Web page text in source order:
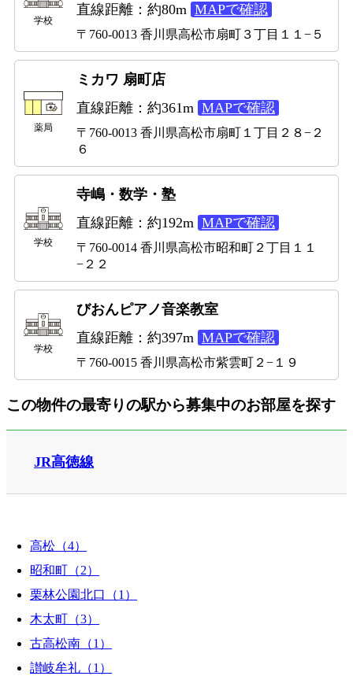
学校
直線距離：約80m MAPで確認
〒760-0013 香川県高松市扇町３丁目１１−５
薬局
ミカワ 扇町店
直線距離：約361m MAPで確認
〒760-0013 香川県高松市扇町１丁目２８−２
６
学校
寺嶋・数学・塾
直線距離：約192m MAPで確認
〒760-0014 香川県高松市昭和町２丁目１１
−２２
学校
びおんピアノ音楽教室
直線距離：約397m MAPで確認
〒760-0015 香川県高松市紫雲町２−１９
この物件の最寄りの駅から募集中のお部屋を探す
JR高徳線
高松（4）
昭和町（2）
栗林公園北口（1）
木太町（3）
古高松南（1）
讃岐牟礼（1）